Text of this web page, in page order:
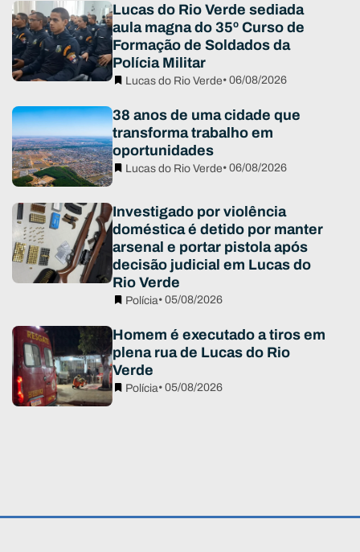
Lucas do Rio Verde sediada
aula magna do 35º Curso de
Formação de Soldados da
Polícia Militar
Lucas do Rio Verde• 06/08/2026
38 anos de uma cidade que
transforma trabalho em
oportunidades
Lucas do Rio Verde• 06/08/2026
Investigado por violência
doméstica é detido por manter
arsenal e portar pistola após
decisão judicial em Lucas do
Rio Verde
Polícia• 05/08/2026
Homem é executado a tiros em
plena rua de Lucas do Rio
Verde
Polícia• 05/08/2026